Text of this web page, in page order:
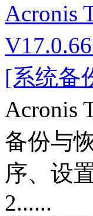
Acronis
[系统备
Acronis
备份与
序、设
2......